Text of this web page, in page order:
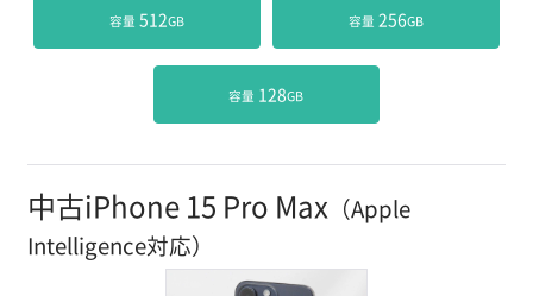
容量 512GB 容量 256GB
容量 128GB
中古iPhone 15 Pro Max （Apple
Intelligence対応）